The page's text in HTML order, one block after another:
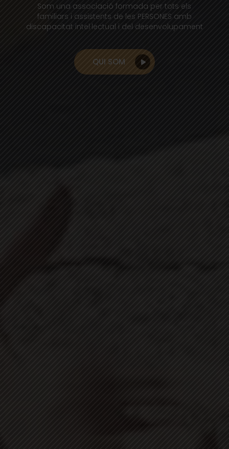
Som una associació formada per tots els
familiars i assistents de les PERSONES amb
discapacitat intel·lectual i del desenvolupament
QUI SOM